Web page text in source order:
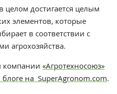
достигается целым
элементов, которые
в соответствии с
агрохозяйства.
компании «Агротехносоюз»
блоге на SuperAgronom.com.